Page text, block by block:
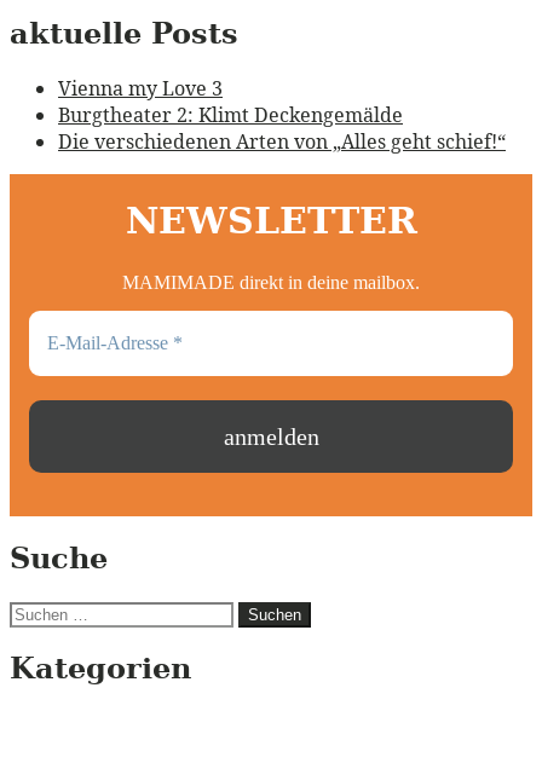
aktuelle Posts
Vienna my Love 3
Burgtheater 2: Klimt Deckengemälde
Die verschiedenen Arten von „Alles geht schief!“
NEWSLETTER
MAMIMADE direkt in deine mailbox.
Suche
Suchen
Kategorien